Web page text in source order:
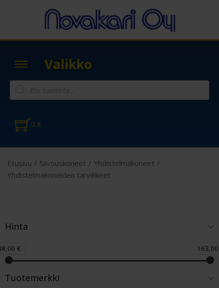
Valikko
0 €
Etusivu / Siivouskoneet / Yhdistelmäkoneet /
Yhdistelmäkoneiden tarvikkeet
Hinta
€
Tuotemerkki